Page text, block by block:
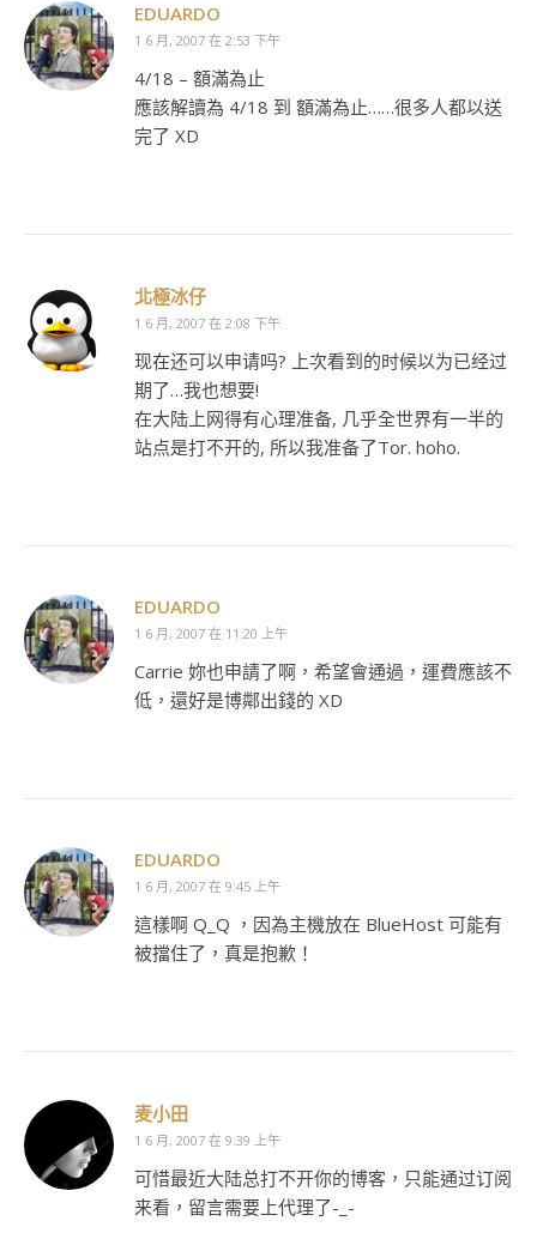
EDUARDO
1 6 月, 2007 在 2:53 下午
4/18 – 額滿為止
應該解讀為 4/18 到 額滿為止……很多人都以送
完了 XD
北極冰仔
1 6 月, 2007 在 2:08 下午
现在还可以申请吗? 上次看到的时候以为已经过
期了…我也想要!
在大陆上网得有心理准备, 几乎全世界有一半的
站点是打不开的, 所以我准备了Tor. hoho.
EDUARDO
1 6 月, 2007 在 11:20 上午
Carrie 妳也申請了啊，希望會通過，運費應該不
低，還好是博鄰出錢的 XD
EDUARDO
1 6 月, 2007 在 9:45 上午
這樣啊 Q_Q ，因為主機放在 BlueHost 可能有
被擋住了，真是抱歉！
麦小田
1 6 月, 2007 在 9:39 上午
可惜最近大陆总打不开你的博客，只能通过订阅
来看，留言需要上代理了-_-